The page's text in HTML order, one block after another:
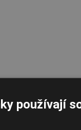
používají